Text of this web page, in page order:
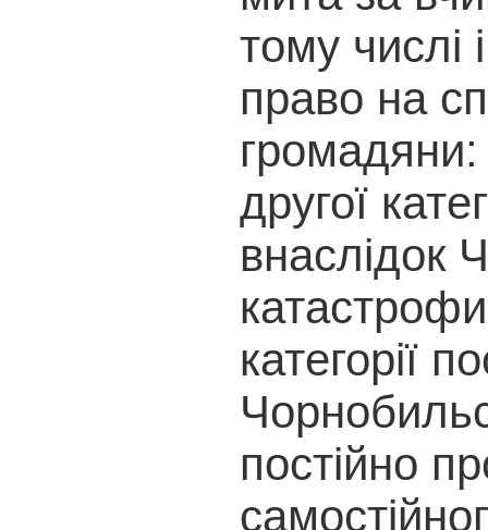
тому числі
право на
громадяни:
другої
внаслідок
категорії
постійно